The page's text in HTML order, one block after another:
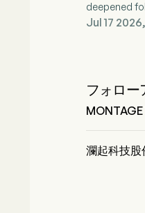
deepened
South
Jul 17
フォロー
した。
瀾起科技股